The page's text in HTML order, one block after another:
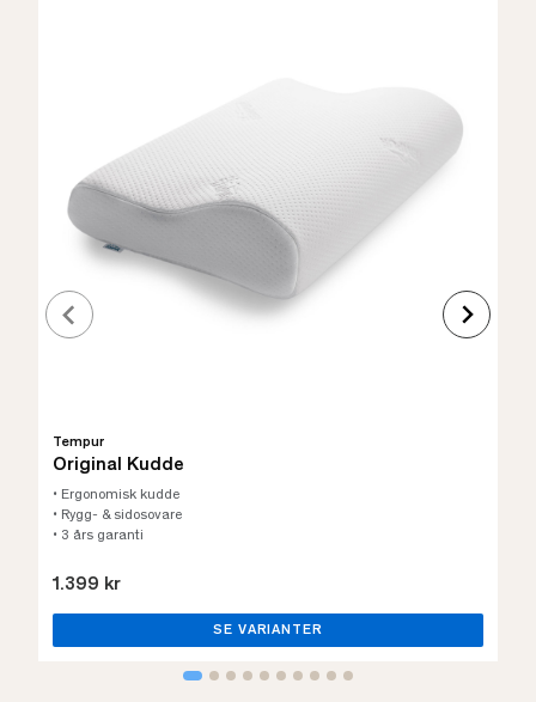
Tempur
Original Kudde
• Ergonomisk kudde
• Rygg- & sidosovare
• 3 års garanti
1.399 kr
SE VARIANTER